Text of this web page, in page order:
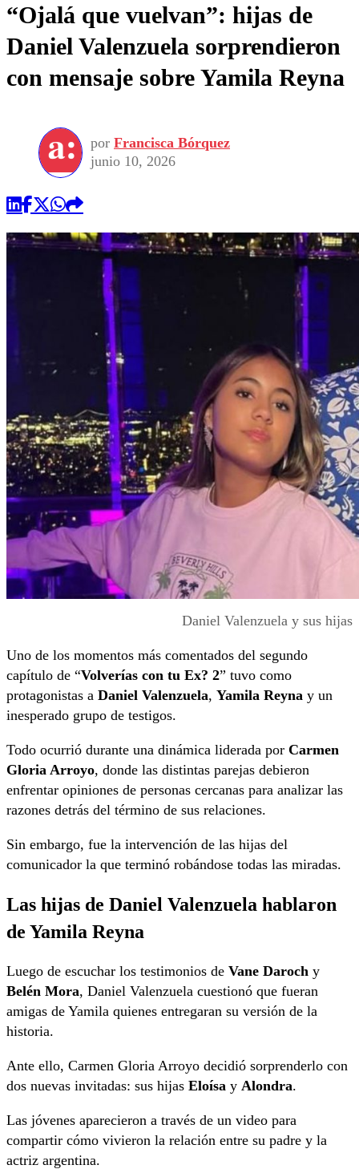
“Ojalá que vuelvan”: hijas de
Daniel Valenzuela sorprendieron
con mensaje sobre Yamila Reyna
por Francisca Bórquez
junio 10, 2026
Daniel Valenzuela y sus hijas
Uno de los momentos más comentados del segundo
capítulo de “Volverías con tu Ex? 2” tuvo como
protagonistas a Daniel Valenzuela, Yamila Reyna y un
inesperado grupo de testigos.
Todo ocurrió durante una dinámica liderada por Carmen
Gloria Arroyo, donde las distintas parejas debieron
enfrentar opiniones de personas cercanas para analizar las
razones detrás del término de sus relaciones.
Sin embargo, fue la intervención de las hijas del
comunicador la que terminó robándose todas las miradas.
Las hijas de Daniel Valenzuela hablaron
de Yamila Reyna
Luego de escuchar los testimonios de Vane Daroch y
Belén Mora, Daniel Valenzuela cuestionó que fueran
amigas de Yamila quienes entregaran su versión de la
historia.
Ante ello, Carmen Gloria Arroyo decidió sorprenderlo con
dos nuevas invitadas: sus hijas Eloísa y Alondra.
Las jóvenes aparecieron a través de un video para
compartir cómo vivieron la relación entre su padre y la
actriz argentina.